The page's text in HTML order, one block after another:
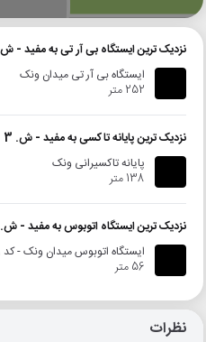
نزدیک ترین ایستگاه بی آر تی به مفید - ش.
ایستگاه بی آر تی میدان ونک
252 متر
نزدیک ترین پایانه تاکسی به مفید - ش. 3
پایانه تاکسیرانی ونک
138 متر
نزدیک ترین ایستگاه اتوبوس به مفید - ش. 3
ایستگاه اتوبوس میدان ونک - کد 29 - شرق به غرب
56 متر
نظرات